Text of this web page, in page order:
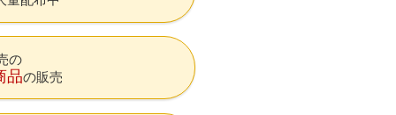
の
品の販売